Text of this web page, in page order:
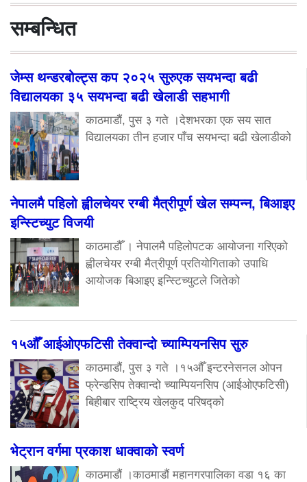
सम्बन्धित
जेम्स थन्डरबोल्ट्स कप २०२५ सुरुएक सयभन्दा बढी
विद्यालयका ३५ सयभन्दा बढी खेलाडी सहभागी
काठमाडौं, पुस ३ गते ।देशभरका एक सय सात
विद्यालयका तीन हजार पाँच सयभन्दा बढी खेलाडीको
नेपालमै पहिलो ह्वीलचेयर रग्बी मैत्रीपूर्ण खेल सम्पन्न, बिआइए
इन्स्टिच्युट विजयी
काठमाडौँ । नेपालमै पहिलोपटक आयोजना गरिएको
ह्वीलचेयर रग्बी मैत्रीपूर्ण प्रतियोगिताको उपाधि
आयोजक बिआइए इन्स्टिच्युटले जितेको
१५औँ आईओएफटिसी तेक्वान्दो च्याम्पियनसिप सुरु
काठमाडौं, पुस ३ गते ।१५औँ इन्टरनेसनल ओपन
फ्रेन्डसिप तेक्वान्दो च्याम्पियनसिप (आईओएफटिसी)
बिहीबार राष्ट्रिय खेलकुद परिषद्को
भेट्रान वर्गमा प्रकाश धाक्वाको स्वर्ण
काठमाडौं ।काठमाडौं महानगरपालिका वडा १६ का